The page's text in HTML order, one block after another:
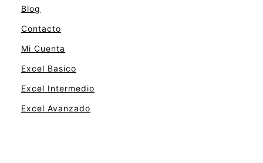
Blog
Contacto
Mi Cuenta
Excel Basico
Excel Intermedio
Excel Avanzado